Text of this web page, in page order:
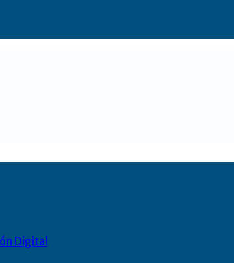
Digital